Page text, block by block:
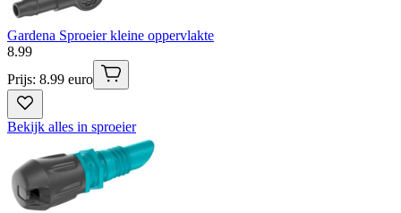
Gardena Sproeier kleine oppervlakte
8.99
Prijs: 8.99 euro
Bekijk alles in sproeier